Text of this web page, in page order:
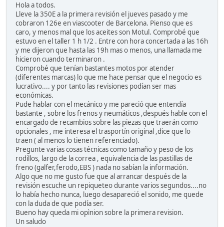
Hola a todos.
Lleve la 350E a la primera revisión el jueves pasado y me
cobraron 126e en viascooter de Barcelona. Pienso que es
caro, y menos mal que los aceites son Motul. Comprobé que
estuvo en el taller 1 h 1/2 . Entre con hora concertada a las 16h
y me dijeron que hasta las 19h mas o menos, una llamada me
hicieron cuando terminaron .
Comprobé que tenían bastantes motos por atender
(diferentes marcas) lo que me hace pensar que el negocio es
lucrativo.... y por tanto las revisiones podían ser mas
económicas.
Pude hablar con el mecánico y me pareció que entendía
bastante , sobre los frenos y neumáticos ,después hable con el
encargado de recambios sobre las piezas que traerán como
opcionales , me interesa el trasportín original ,dice que lo
traen ( al menos lo tienen referenciado).
Pregunte varias cosas técnicas como tamaño y peso de los
rodillos, largo de la correa , equivalencia de las pastillas de
freno (galfer,ferodo,EBS ) nada no sabían la información.
Algo que no me gusto fue que al arrancar después de la
revisión escuche un repiqueteo durante varios segundos....no
lo había hecho nunca, luego desapareció el sonido, me quede
con la duda de que podía ser.
Bueno hay queda mi opìnion sobre la primera revision.
Un saludo